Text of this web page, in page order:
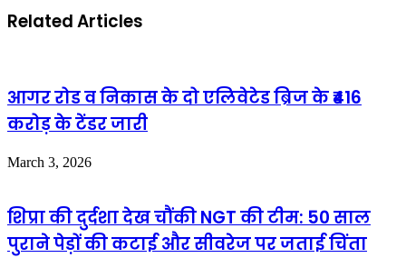
Related Articles
आगर रोड व निकास के दो एलिवेटेड ब्रिज के ₹416
करोड़ के टेंडर जारी
March 3, 2026
शिप्रा की दुर्दशा देख चौंकी NGT की टीम: 50 साल
पुराने पेड़ों की कटाई और सीवरेज पर जताई चिंता